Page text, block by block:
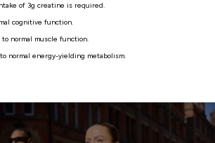
of 3g creatine is required.
cognitive function.
normal muscle function.
normal energy-yielding metabolism.